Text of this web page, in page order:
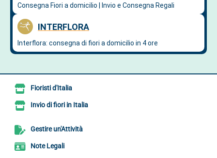
Fioristi d'Italia
Invio di fiori in Italia
Gestire un'Attività
Note Legali